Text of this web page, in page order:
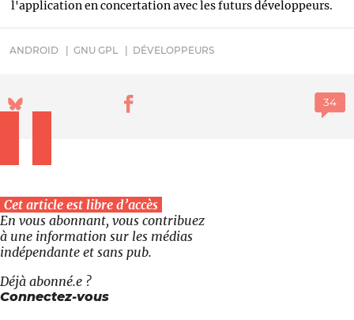
l'application en concertation avec les futurs développeurs.
ANDROID GNU GPL DÉVELOPPEURS
Cet article est libre d’accès
En vous abonnant, vous contribuez
à une information sur les médias
indépendante et sans pub.
Déjà abonné.e ?
Connectez-vous